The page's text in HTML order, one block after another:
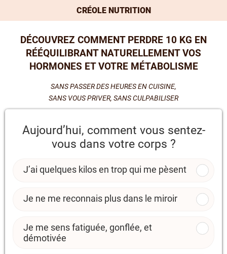
CRÉOLE NUTRITION
DÉCOUVREZ COMMENT PERDRE 10 KG EN
RÉÉQUILIBRANT NATURELLEMENT VOS
HORMONES ET VOTRE MÉTABOLISME
SANS PASSER DES HEURES EN CUISINE,
SANS VOUS PRIVER, SANS CULPABILISER
Aujourd’hui, comment vous sentez-
vous dans votre corps ?
J’ai quelques kilos en trop qui me pèsent
Je ne me reconnais plus dans le miroir
Je me sens fatiguée, gonflée, et
démotivée